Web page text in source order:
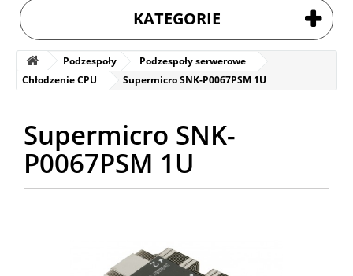
KATEGORIE
Podzespoły
Podzespoły serwerowe
Chłodzenie CPU
Supermicro SNK-P0067PSM 1U
Supermicro SNK-
P0067PSM 1U